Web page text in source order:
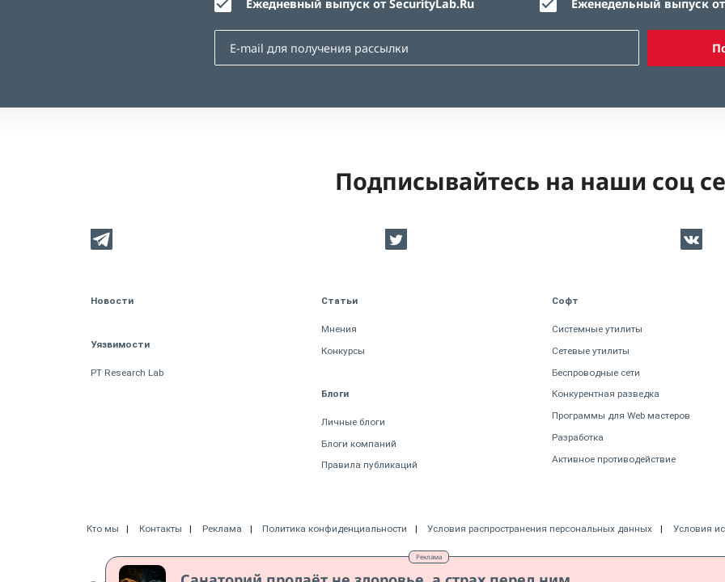
Реклама
Ежедневный выпуск от SecurityLab.Ru Еженедельный выпуск
Подписывайтесь на наши соц
Новости
Уязвимости
PT Research Lab
Статьи
Мнения
Конкурсы
Блоги
Личные блоги
Блоги компаний
Правила публикаций
Софт
Системные утилиты
Сетевые утилиты
Беспроводные сети
Конкурентная разведка
Программы для Web мастеров
Разработка
Активное противодействие
Кто мы Контакты Реклама Политика конфиденциальности Условия распространения персональных данных Условия